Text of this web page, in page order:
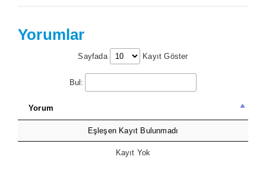
Yorumlar
Sayfada Kayıt Göster
Bul:
Yorum
Eşleşen Kayıt Bulunmadı
Kayıt Yok